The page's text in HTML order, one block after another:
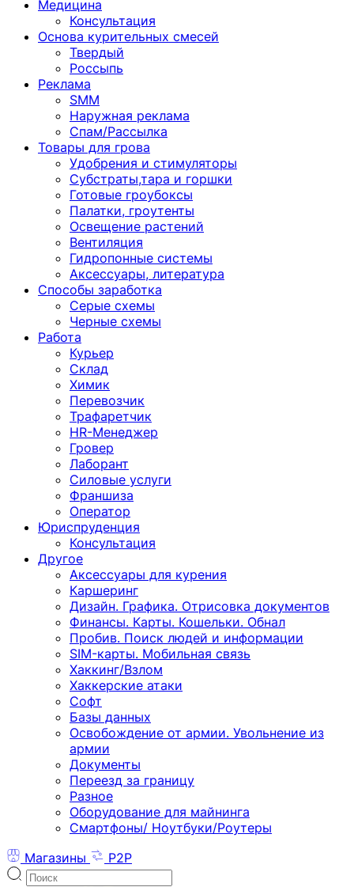
Медицина
Консультация
Основа курительных смесей
Твердый
Россыпь
Реклама
SMM
Наружная реклама
Спам/Рассылка
Товары для грова
Удобрения и стимуляторы
Субстраты,тара и горшки
Готовые гроубоксы
Палатки, гроутенты
Освещение растений
Вентиляция
Гидропонные системы
Аксессуары, литература
Способы заработка
Серые схемы
Черные схемы
Работа
Курьер
Склад
Химик
Перевозчик
Трафаретчик
HR-Менеджер
Гровер
Лаборант
Силовые услуги
Франшиза
Оператор
Юриспруденция
Консультация
Другoе
Аксессуары для курения
Каршеринг
Дизайн. Графика. Отрисовка документов
Финансы. Карты. Кошельки. Обнал
Пробив. Поиск людей и информации
SIM-карты. Мобильная связь
Хаккинг/Взлом
Хаккерские атаки
Софт
Базы данных
Освобождение от армии. Увольнение из
армии
Документы
Переезд за границу
Разное
Оборудование для майнинга
Смартфоны/ Ноутбуки/Роутеры
Магазины
P2P